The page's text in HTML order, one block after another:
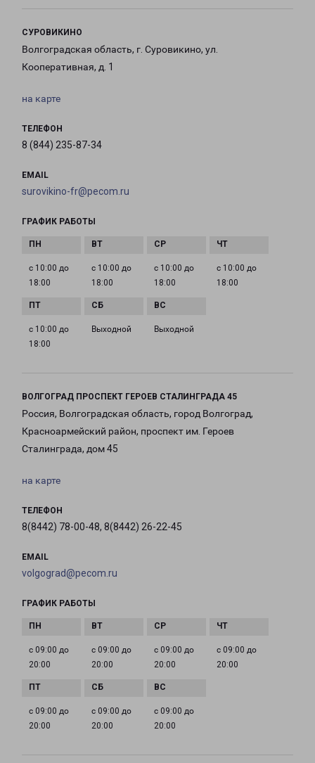
СУРОВИКИНО
Волгоградская область, г. Суровикино, ул.
Кооперативная, д. 1
на карте
ТЕЛЕФОН
8 (844) 235-87-34
EMAIL
surovikino-fr@pecom.ru
ГРАФИК РАБОТЫ
с 10:00 до
18:00
с 10:00 до
18:00
с 10:00 до
18:00
с 10:00 до
18:00
с 10:00 до
18:00
Выходной Выходной
ВОЛГОГРАД ПРОСПЕКТ ГЕРОЕВ СТАЛИНГРАДА 45
Россия, Волгоградская область, город Волгоград,
Красноармейский район, проспект им. Героев
Сталинграда, дом 45
на карте
ТЕЛЕФОН
8(8442) 78-00-48, 8(8442) 26-22-45
EMAIL
volgograd@pecom.ru
ГРАФИК РАБОТЫ
с 09:00 до
20:00
с 09:00 до
20:00
с 09:00 до
20:00
с 09:00 до
20:00
с 09:00 до
20:00
с 09:00 до
20:00
с 09:00 до
20:00